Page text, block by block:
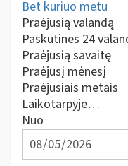
Bet kuriuo metu
Praėjusią valandą
Paskutines 24
Praėjusią savaitę
Praėjusį mėnesį
Praėjusiais metais
Laikotarpyje…
Nuo